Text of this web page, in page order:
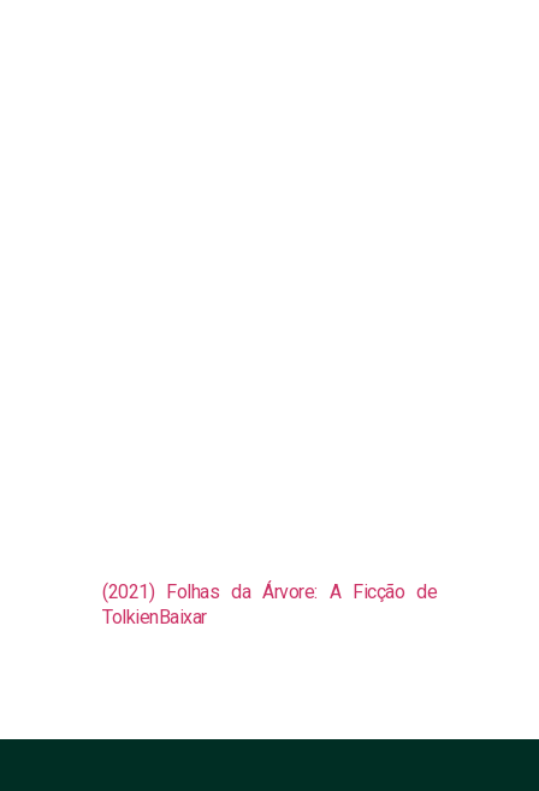
(2021) Folhas da Árvore: A Ficção de
TolkienBaixar